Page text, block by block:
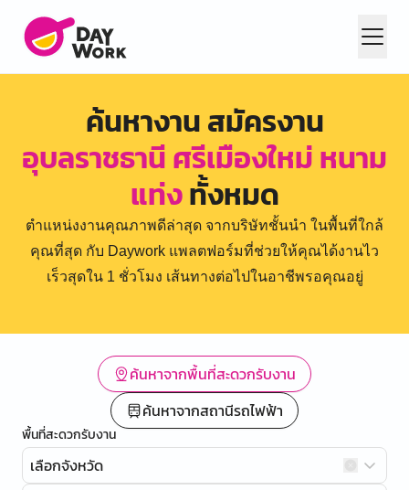
ค้นหางาน สมัครงาน
อุบลราชธานี ศรีเมืองใหม่ หนาม
แท่งทั้งหมด
ตำแหน่งงานคุณภาพดีล่าสุด จากบริษัทชั้นนำ ในพื้นที่ใกล้
คุณที่สุด กับ Daywork แพลตฟอร์มที่ช่วยให้คุณได้งานไว
เร็วสุดใน 1 ชั่วโมง เส้นทางต่อไปในอาชีพรอคุณอยู่
ค้นหาจากพื้นที่สะดวกรับงาน
ค้นหาจากสถานีรถไฟฟ้า
พื้นที่สะดวกรับงาน
เลือกจังหวัด